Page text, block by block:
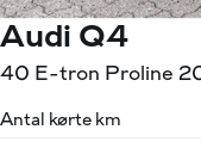
Audi Q4
40 E-tron Proline
Antal kørte km